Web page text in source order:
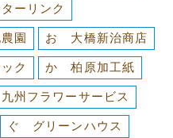
ーリンク
園 お 大橋新治商店
ク か 柏原加工紙
州フラワーサービス
ぐ グリーンハウス